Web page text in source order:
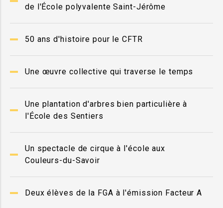
de l'École polyvalente Saint-Jérôme
50 ans d'histoire pour le CFTR
Une œuvre collective qui traverse le temps
Une plantation d'arbres bien particulière à
l'École des Sentiers
Un spectacle de cirque à l'école aux
Couleurs-du-Savoir
Deux élèves de la FGA à l'émission Facteur A